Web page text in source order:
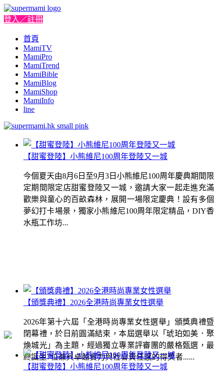
登入／註冊
首頁
MamiTV
MamiPro
MamiTrend
MamiBible
MamiBlog
MamiShop
MamiInfo
line
【甜蜜登陸】小熊維尼100周年登陸又一城
今個夏天由8月6日至9月3日小熊維尼100周年慶典期間限
定期間限定店甜蜜登陸又一城，邀請大家一起走進充滿
歡樂與童心的百畝森林，展開一場限定慶典！設有多個
夢幻打卡場景，獨家小熊維尼100周年限定精品，DIY香
水瓶工作坊...
【頒獎典禮】2026全港時尚專業女性選舉
2026年第十六屆「全港時尚專業女性選舉」頒獎典禮暨
閉幕禮，於日前圓滿結束，本屆選舉以「琥珀如美．聚
煥城光」為主題，經過獨立專業評審團的嚴格甄選，最
終誕生7位兼具卓越實力與社會責任感的得獎者......
【甜蜜登陸】小熊維尼100周年登陸又一城